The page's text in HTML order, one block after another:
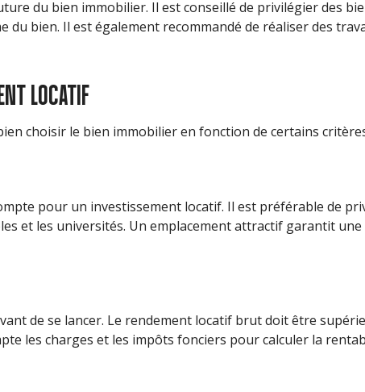
du bien immobilier. Il est conseillé de privilégier des
bien. Il est également recommandé de réaliser des
LOCATIF
choisir le bien immobilier en fonction de certains
pour un investissement locatif. Il est préférable de
et les universités. Un emplacement attractif garantit
de se lancer. Le rendement locatif brut doit être
les charges et les impôts fonciers pour calculer la